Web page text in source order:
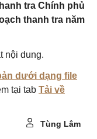
tra Chính phủ
thanh tra năm
nội dung.
dưới dạng file
tại tab Tải về
Tùng Lâm